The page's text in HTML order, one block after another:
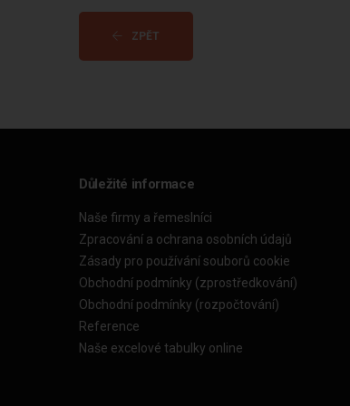
ZPĚT
Důležité informace
Naše firmy a řemeslníci
Zpracování a ochrana osobních údajů
Zásady pro používání souborů cookie
Obchodní podmínky (zprostředkování)
Obchodní podmínky (rozpočtování)
Reference
Naše excelové tabulky online